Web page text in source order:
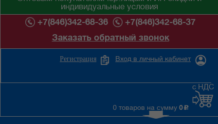
индивидуальные условия
+7(846)342-68-36
+7(846)342-68-37
Заказать обратный звонок
Вход в личный кабинет
Регистрация
0 товаров на сумму 0 c
с НДС